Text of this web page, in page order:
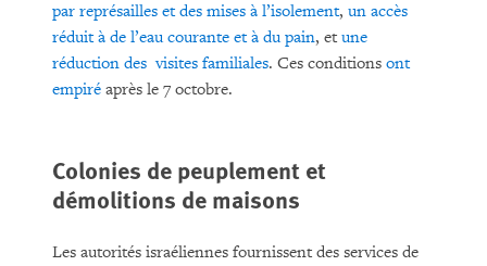
par représailles et des mises à l’isolement, un accès
réduit à de l’eau courante et à du pain, et une
réduction des visites familiales. Ces conditions ont
empiré après le 7 octobre.
Colonies de peuplement et
démolitions de maisons
Les autorités israéliennes fournissent des services de